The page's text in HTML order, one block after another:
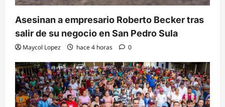
Asesinan a empresario Roberto Becker tras
salir de su negocio en San Pedro Sula
Maycol Lopez hace 4 horas 0